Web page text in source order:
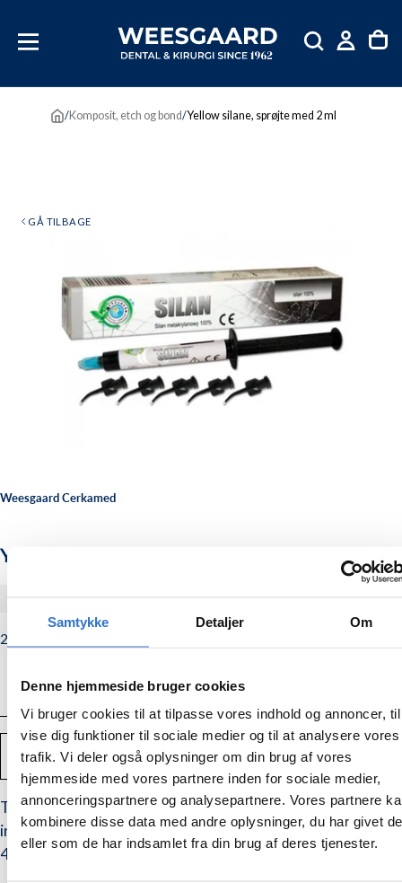
Samtykke Detaljer Om
Denne hjemmeside bruger cookies
Vi bruger cookies til at tilpasse vores indhold og annoncer,
vise dig funktioner til sociale medier og til at analysere vores
trafik. Vi deler også oplysninger om din brug af vores
hjemmeside med vores partnere inden for sociale medier,
annonceringspartnere og analysepartnere. Vores partnere
kombinere disse data med andre oplysninger, du har givet
eller som de har indsamlet fra din brug af deres tjenester.
INDHOLD
/Komposit, etch og bond/Yellow silane, sprøjte med 2 ml
GÅ TILBAGE
Weesgaard Cerkamed
Yellow silane, sprøjte med 2 ml
220,00
Normalpris
220,00 kr.
Antal
Mindsk
mængden
af
Yellow
silane,
sprøjte
med
Forstør
mængden
Yellow
silane,
sprøjte
med
TILFØJ TIL KURV
Til behandling og æts af porcelænsoverflader, kroner,
indlæg og onlay før cementering,
4 stk appliceringsspidser.